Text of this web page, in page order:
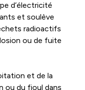
d’électricité
et soulève
radioactifs
ou de fuite
et de la
ou du fioul dans